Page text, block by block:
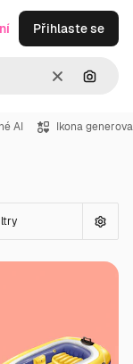
ZrušitHledat
Přihlaste se
AI Ikona